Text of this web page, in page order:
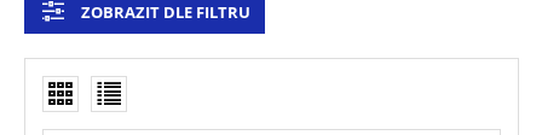
ZOBRAZIT DLE FILTRU